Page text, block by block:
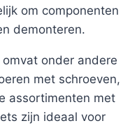
om componenten
demonteren.
onder andere
met schroeven,
assortimenten met
zijn ideaal voor